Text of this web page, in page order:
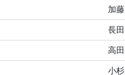
加藤
長田
高田
小杉